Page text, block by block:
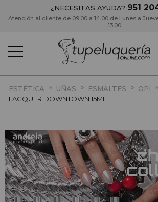
¿NECESITAS AYUDA? 951
Atención al cliente de 09:00 a 14:00 de Lunes a
13:00
ESTÉTICA » UÑAS » ESMALTES » OPI »
LACQUER DOWNTOWN 15ML